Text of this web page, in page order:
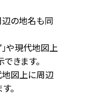
辺の地名も同
」や現代地図上
きます。
地図上に周辺
。